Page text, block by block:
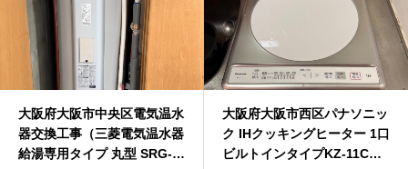
大阪府大阪市中央区電気温水
器交換工事（三菱電気温水器
給湯専用タイプ 丸型 SRG-
大阪府大阪市西区パナソニッ
ク IHクッキングヒーター 1口
ビルトインタイプKZ-11Cビ